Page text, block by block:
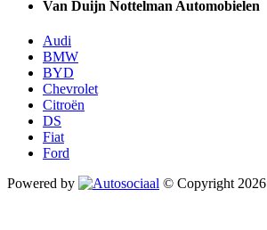
Van Duijn Nottelman Automobielen
Audi
BMW
BYD
Chevrolet
Citroën
DS
Fiat
Ford
Powered by
© Copyright 2026